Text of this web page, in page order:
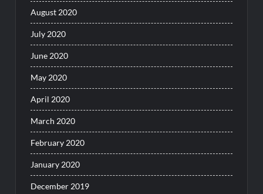
August 2020
July 2020
June 2020
May 2020
April 2020
March 2020
February 2020
January 2020
December 2019